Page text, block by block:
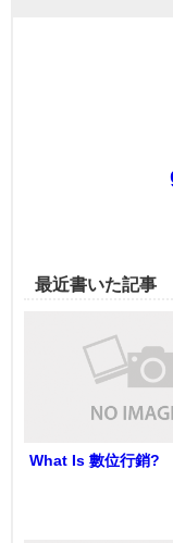
最近書いた記事
What Is 數位行銷?